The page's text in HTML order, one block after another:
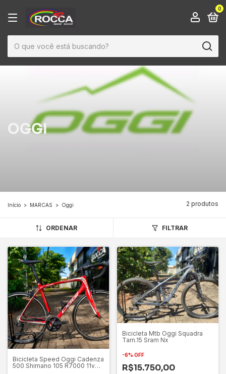
0
OGGI
Início > MARCAS > Oggi 2 produtos
ORDENAR FILTRAR
Bicicleta Speed Oggi Cadenza
500 Shimano 105 R7000 11v
Bicicleta Mtb Oggi Squadra
Tam.15 Sram Nx
-6% OFF
R$15.750,00